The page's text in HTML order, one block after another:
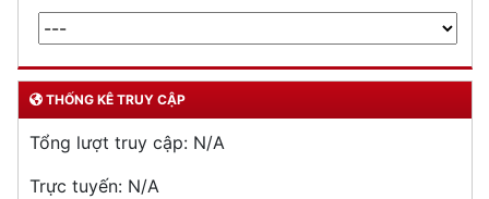
THỐNG KÊ TRUY CẬP
Tổng lượt truy cập: N/A
Trực tuyến: N/A